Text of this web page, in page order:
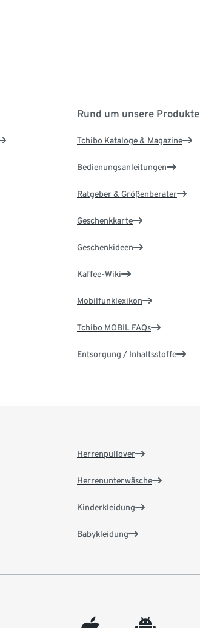
Rund um unsere Produkte
Tchibo Kataloge & Magazine
Bedienungsanleitungen
Ratgeber & Größenberater
Geschenkkarte
Geschenkideen
Kaffee-Wiki
Mobilfunklexikon
Tchibo MOBIL FAQs
Entsorgung / Inhaltsstoffe
Herrenpullover
Herrenunterwäsche
Kinderkleidung
Babykleidung